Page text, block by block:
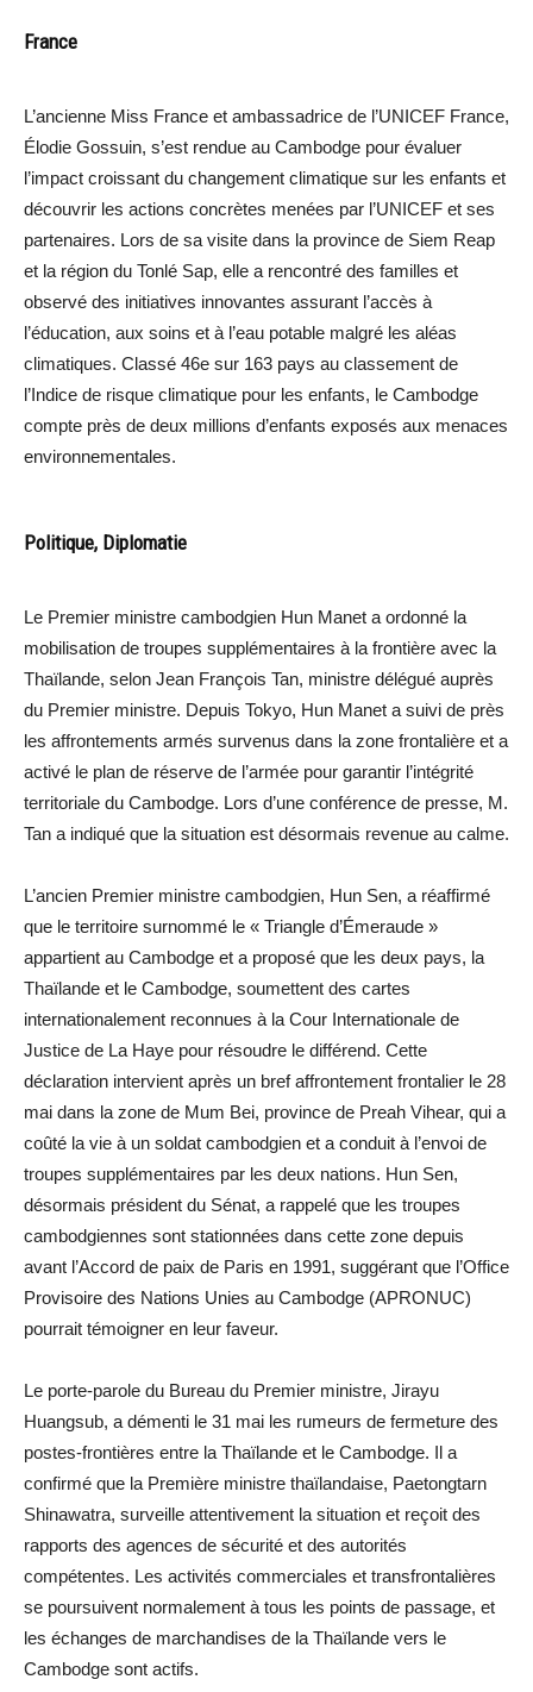
France
L’ancienne Miss France et ambassadrice de l’UNICEF France,
Élodie Gossuin, s’est rendue au Cambodge pour évaluer
l’impact croissant du changement climatique sur les enfants et
découvrir les actions concrètes menées par l’UNICEF et ses
partenaires. Lors de sa visite dans la province de Siem Reap
et la région du Tonlé Sap, elle a rencontré des familles et
observé des initiatives innovantes assurant l’accès à
l’éducation, aux soins et à l’eau potable malgré les aléas
climatiques. Classé 46e sur 163 pays au classement de
l’Indice de risque climatique pour les enfants, le Cambodge
compte près de deux millions d’enfants exposés aux menaces
environnementales.
Politique, Diplomatie
Le Premier ministre cambodgien Hun Manet a ordonné la
mobilisation de troupes supplémentaires à la frontière avec la
Thaïlande, selon Jean François Tan, ministre délégué auprès
du Premier ministre. Depuis Tokyo, Hun Manet a suivi de près
les affrontements armés survenus dans la zone frontalière et a
activé le plan de réserve de l’armée pour garantir l’intégrité
territoriale du Cambodge. Lors d’une conférence de presse, M.
Tan a indiqué que la situation est désormais revenue au calme.
L’ancien Premier ministre cambodgien, Hun Sen, a réaffirmé
que le territoire surnommé le « Triangle d’Émeraude »
appartient au Cambodge et a proposé que les deux pays, la
Thaïlande et le Cambodge, soumettent des cartes
internationalement reconnues à la Cour Internationale de
Justice de La Haye pour résoudre le différend. Cette
déclaration intervient après un bref affrontement frontalier le 28
mai dans la zone de Mum Bei, province de Preah Vihear, qui a
coûté la vie à un soldat cambodgien et a conduit à l’envoi de
troupes supplémentaires par les deux nations. Hun Sen,
désormais président du Sénat, a rappelé que les troupes
cambodgiennes sont stationnées dans cette zone depuis
avant l’Accord de paix de Paris en 1991, suggérant que l’Office
Provisoire des Nations Unies au Cambodge (APRONUC)
pourrait témoigner en leur faveur.
Le porte-parole du Bureau du Premier ministre, Jirayu
Huangsub, a démenti le 31 mai les rumeurs de fermeture des
postes-frontières entre la Thaïlande et le Cambodge. Il a
confirmé que la Première ministre thaïlandaise, Paetongtarn
Shinawatra, surveille attentivement la situation et reçoit des
rapports des agences de sécurité et des autorités
compétentes. Les activités commerciales et transfrontalières
se poursuivent normalement à tous les points de passage, et
les échanges de marchandises de la Thaïlande vers le
Cambodge sont actifs.